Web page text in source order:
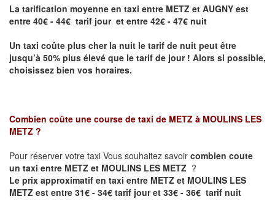
La tarification moyenne en taxi entre METZ et AUGNY est
entre 40€ - 44€ tarif jour et entre 42€ - 47€ nuit
Un taxi coûte plus cher la nuit le tarif de nuit peut être
jusqu’à 50% plus élevé que le tarif de jour ! Alors si possible,
choisissez bien vos horaires.
Combien coûte une course de taxi de METZ à MOULINS LES
METZ ?
Pour réserver votre taxi Vous souhaitez savoir combien coute
un taxi entre METZ et MOULINS LES METZ ?
Le prix approximatif en taxi entre METZ et MOULINS LES
METZ est entre 31€ - 34€ tarif jour et 33€ - 36€ tarif nuit